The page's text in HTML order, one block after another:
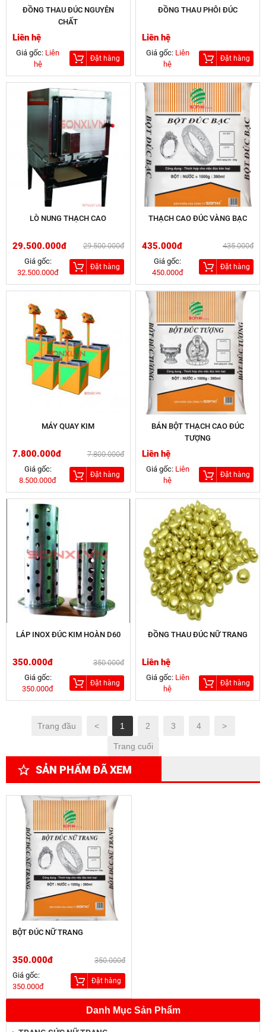
ĐỒNG THAU ĐÚC NGUYÊN
CHẤT
Liên hệ
Giá gốc: Liên
hệ
Đặt hàng
ĐỒNG THAU PHÔI ĐÚC
Liên hệ
Giá gốc: Liên
hệ
Đặt hàng
LÒ NUNG THẠCH CAO
29.500.000đ
29.500.000đ
Giá gốc:
32.500.000đ
Đặt hàng
THẠCH CAO ĐÚC VÀNG BẠC
435.000đ
435.000đ
Giá gốc:
450.000đ
Đặt hàng
MÁY QUAY KIM
7.800.000đ
7.800.000đ
Giá gốc:
8.500.000đ
Đặt hàng
BÁN BỘT THẠCH CAO ĐÚC
TƯỢNG
Liên hệ
Giá gốc: Liên
hệ
Đặt hàng
LÁP INOX ĐÚC KIM HOÀN D60
350.000đ
350.000đ
Giá gốc:
350.000đ
Đặt hàng
ĐỒNG THAU ĐÚC NỮ TRANG
Liên hệ
Giá gốc: Liên
hệ
Đặt hàng
Trang đầu < 1 2 3 4 >
Trang cuối
SẢN PHẨM ĐÃ XEM
BỘT ĐÚC NỮ TRANG
350.000đ
350.000đ
Giá gốc:
350.000đ
Đặt hàng
Danh Mục Sản Phẩm